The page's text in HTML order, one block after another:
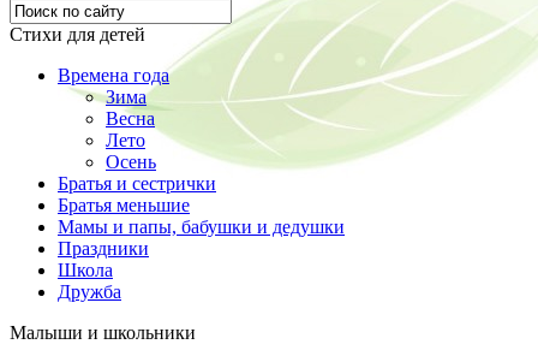
Стихи для детей
Времена года
Зима
Весна
Лето
Осень
Братья и сестрички
Братья меньшие
Мамы и папы, бабушки и дедушки
Праздники
Школа
Дружба
Малыши и школьники